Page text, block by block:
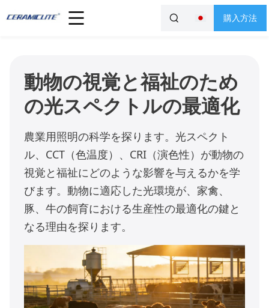
購入方法
動物の視覚と福祉のため
の光スペクトルの最適化
農業用照明の科学を探ります。光スペクト
ル、CCT（色温度）、CRI（演色性）が動物の
視覚と福祉にどのような影響を与えるかを学
びます。動物に適応した光環境が、家禽、
豚、牛の飼育における生産性の最適化の鍵と
なる理由を探ります。